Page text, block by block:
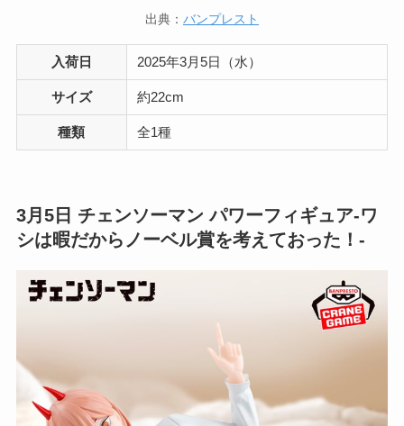
出典： バンプレスト
入荷日 2025年3月5日（水）
サイズ 約22cm
種類 全1種
3月5日 チェンソーマン パワーフィギュア-ワ
シは暇だからノーベル賞を考えておった！-